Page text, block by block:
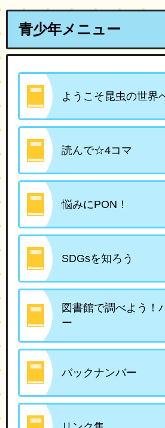
青少年メニュー
ようこそ昆虫の世界
読んで☆4コマ
悩みにPON！
SDGsを知ろう
図書館で調べよう！
ー
バックナンバー